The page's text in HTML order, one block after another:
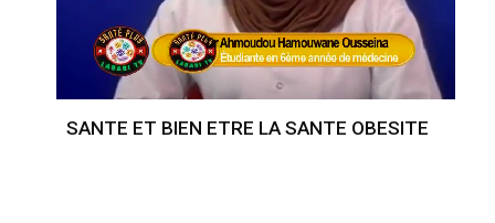
SANTE ET BIEN ETRE LA SANTE OBESITE